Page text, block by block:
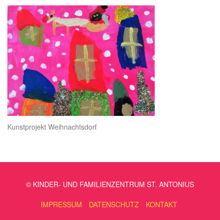
Kunstprojekt Weihnachtsdorf
© KINDER- UND FAMILIENZENTRUM ST. ANTONIUS
IMPRESSUM DATENSCHUTZ KONTAKT